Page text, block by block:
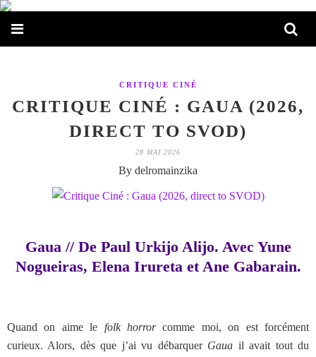
CRITIQUE CINÉ
CRITIQUE CINÉ : GAUA (2026,
DIRECT TO SVOD)
28 MAI 2026
By delromainzika
Gaua // De Paul Urkijo Alijo. Avec Yune
Nogueiras, Elena Irureta et Ane Gabarain.
Quand on aime le folk horrorcomme moi, on est forcément
curieux. Alors, dès que j’ai vu débarquerGaua il avait tout du